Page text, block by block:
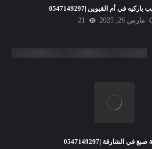
في أم القيوين |0547149297
مارس 26, 2025
21
في الشارقة |0547149297